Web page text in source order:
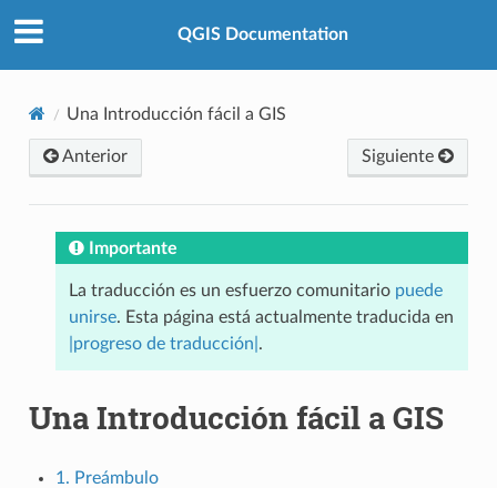
QGIS Documentation
Una Introducción fácil a GIS
Anterior Siguiente
Importante
La traducción es un esfuerzo comunitario puede
unirse. Esta página está actualmente traducida en
|progreso de traducción| .
Una Introducción fácil a GIS
1. Preámbulo